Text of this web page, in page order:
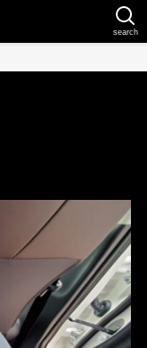
search